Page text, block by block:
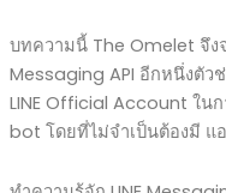
บทความนี้ The Omelet จึง
Messaging API อีกหนึ่งตัว
LINE Official Account ใน
bot โดยที่ไม่จำเป็นต้องมี